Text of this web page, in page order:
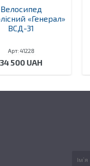
Велосипед
«Генерал»
ВСД-31
Арт: 41228
34 500 UAH